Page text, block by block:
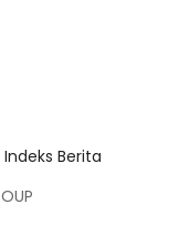
Indeks Berita